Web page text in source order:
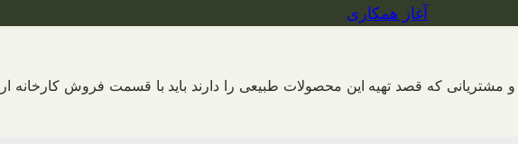
آغاز همکاری
و مشتریانی که قصد تهیه این محصولات طبیعی را دارند باید با قسمت فروش کارخانه